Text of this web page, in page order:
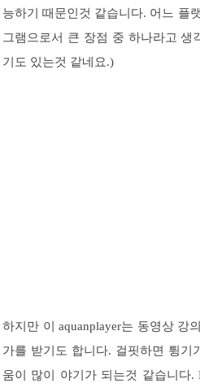
능하기 때문인것 같습니다. 어느 플
그램으로서 큰 장점 중 하나라고 생
기도 있는것 같네요.)
하지만 이 aquanplayer는 동영상 강
가를 받기도 합니다. 걸핏하면 튕기
움이 많이 야기가 되는것 같습니다.